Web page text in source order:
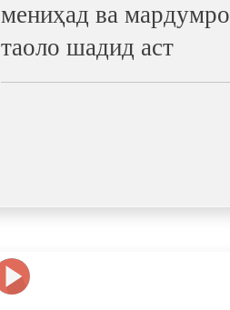
мениҳад ва
таоло шадид аст